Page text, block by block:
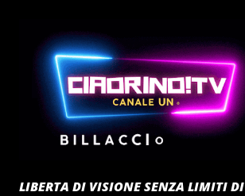
LIBERTA DI VISIONE SENZA LIMITI DI